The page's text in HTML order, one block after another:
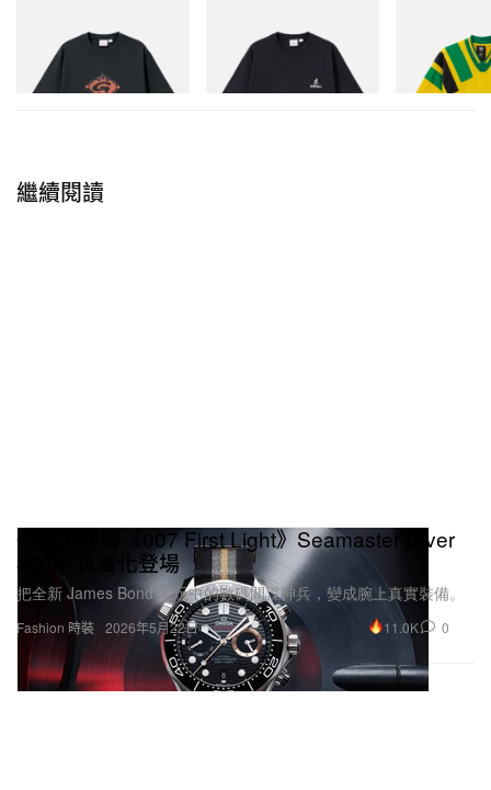
Flame Tee
立即購入
One Point Logo Tee
立即購入
Adidas
Dead Disney
立即購入
繼續閱讀
Fashion 時裝
OMEGA 將《007 First Light》Seamaster Diver
300M 真實化登場
把全新 James Bond 電玩中的數碼間諜神兵，變成腕上真實裝備。
2026年5月22日 11.0K 0